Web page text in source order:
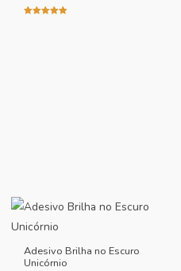
Adesivo Brilha no Escuro
Unicórnio